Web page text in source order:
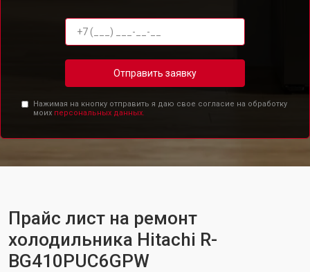
Отправить заявку
Нажимая на кнопку отправить я даю свое согласие на обработку
моих персональных данных.
Прайс лист на ремонт
холодильника Hitachi R-
BG410PUC6GPW